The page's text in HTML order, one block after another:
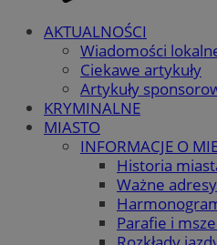
AKTUALNOŚCI
Wiadomości
Ciekawe artykuły
Artykuły
KRYMINALNE
MIASTO
INFORMACJE O
Historia
Ważne
Parafie i